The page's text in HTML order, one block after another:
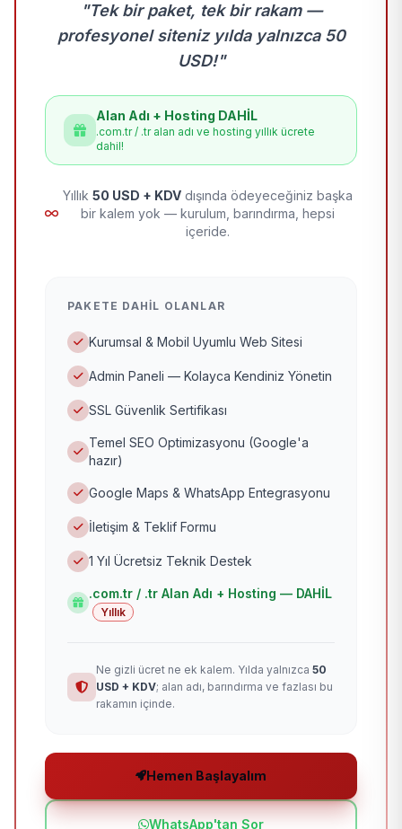
"Tek bir paket, tek bir rakam —
profesyonel siteniz yılda yalnızca 50
USD!"
Alan Adı + Hosting DAHİL
.com.tr / .tr alan adı ve hosting yıllık ücrete
dahil!
Yıllık 50 USD + KDV dışında ödeyeceğiniz başka
bir kalem yok — kurulum, barındırma, hepsi
içeride.
PAKETE DAHIL OLANLAR
Kurumsal & Mobil Uyumlu Web Sitesi
Admin Paneli — Kolayca Kendiniz Yönetin
SSL Güvenlik Sertifikası
Temel SEO Optimizasyonu (Google'a
hazır)
Google Maps & WhatsApp Entegrasyonu
İletişim & Teklif Formu
1 Yıl Ücretsiz Teknik Destek
.com.tr / .tr Alan Adı + Hosting — DAHİL
Yıllık
Ne gizli ücret ne ek kalem. Yılda yalnızca 50
USD + KDV; alan adı, barındırma ve fazlası bu
rakamın içinde.
Hemen Başlayalım
WhatsApp'tan Sor